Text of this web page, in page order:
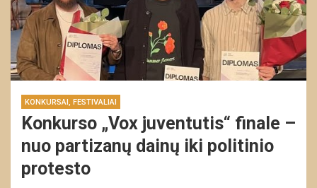
KONKURSAI, FESTIVALIAI
Konkurso „Vox juventutis“ finale –
nuo partizanų dainų iki politinio
protesto